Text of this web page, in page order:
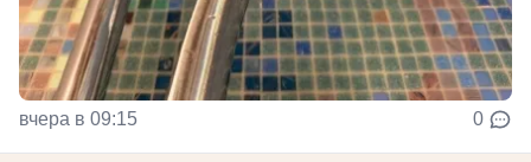
вчера в 09:15 0